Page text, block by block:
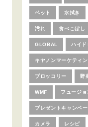
ペット 水拭き
汚れ 食べこぼし
GLOBAL ハイド
キヤノンマーケティ
ブロッコリー 野
WMF フュージ
プレゼントキャンペ
カメラ レシピ